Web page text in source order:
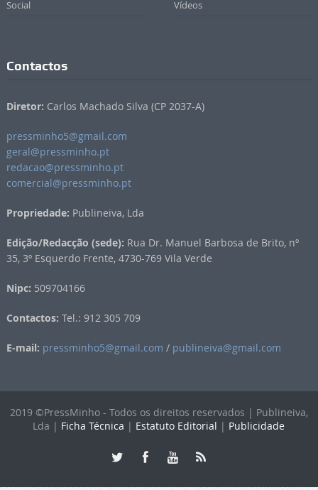
Social Vídeos
Contactos
Diretor: Carlos Machado Silva (CP 2037-A)
pressminho5@gmail.com
geral@pressminho.pt
redacao@pressminho.pt
comercial@pressminho.pt
Propriedade: Publineiva, Lda
Edição/Redacção (sede): Rua Dr. Manuel Barbosa de Brito, nº
35, 3º Esquerdo Frente, 4730-769 Vila Verde
Nipc: 509704166
Contactos: Tel.: 912 305 709
E-mail: pressminho5@gmail.com / publineiva@gmail.com
2019 ©PressMinho - Todos os direitos reservados | Publineiva,
Lda | Ficha Técnica | Estatuto Editorial | Publicidade